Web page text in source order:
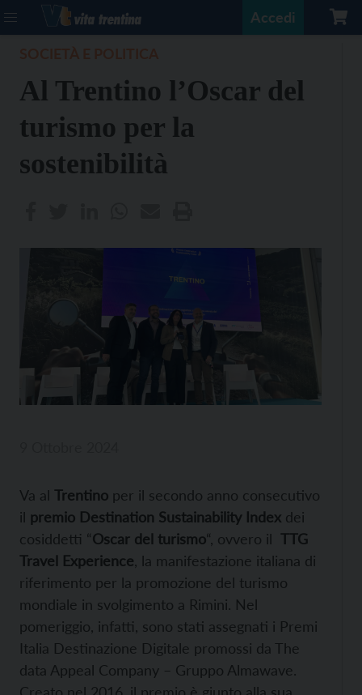
Accedi
Al Trentino l’Oscar del
turismo per la
sostenibilità
Va al Trentino per il secondo anno consecutivo
il premio Destination Sustainability Index dei
cosiddetti “Oscar del turismo“, ovvero il TTG
Travel Experience la manifestazione italiana di
riferimento per la promozione del turismo
mondiale in svolgimento a Rimini. Nel
pomeriggio, infatti, sono stati assegnati i Premi
Italia Destinazione Digitale promossi da The
data Appeal Company – Gruppo Almawave.